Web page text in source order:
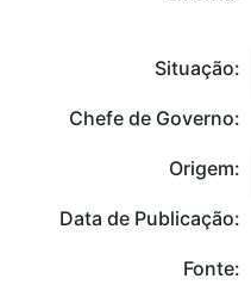
Situação:
Chefe de Governo:
Origem:
Data de Publicação:
Fonte: